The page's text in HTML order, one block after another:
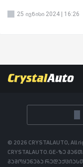
25 ივნისი 2024 | 16:26
© 2026 CRYSTALAUTO, All
CRYSTALAUTO.GE-ზე
გამოყენება